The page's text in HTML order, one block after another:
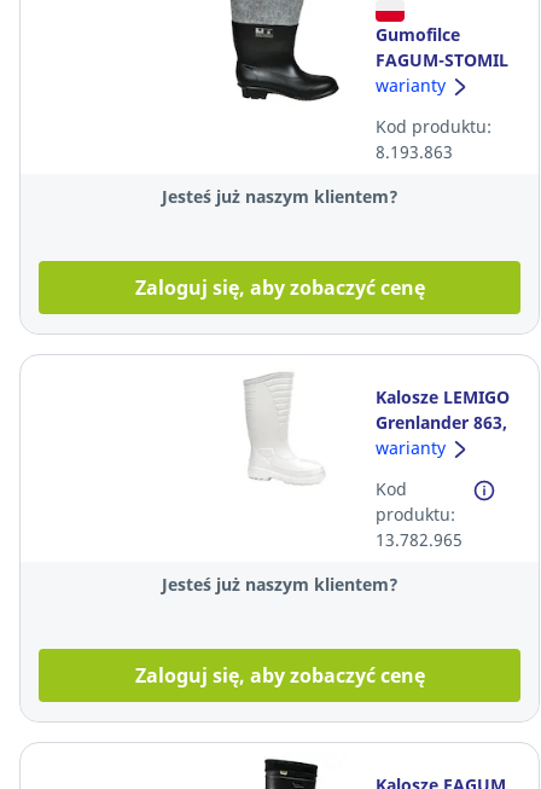
Gumofilce
FAGUM-STOMIL
F900 SRC,
warianty
Kod produktu:
8.193.863
Jesteś już naszym klientem?
Zaloguj się, aby zobaczyć cenę
Kalosze LEMIGO
Grenlander 863,
białe, rozmiar 46
warianty
Kod
produktu:
13.782.965
Jesteś już naszym klientem?
Zaloguj się, aby zobaczyć cenę